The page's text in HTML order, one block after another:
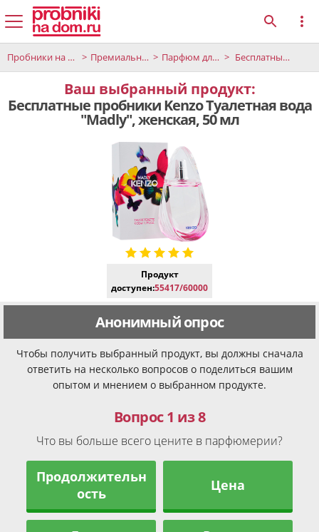
Пробники на дом Премиальные продукты Парфюм для женщин Бесплатные пробники Kenzo Туалетная вода "Madly", женская, 50 мл
Ваш выбранный продукт:
Бесплатные пробники Kenzo Туалетная вода
"Madly", женская, 50 мл
Продукт
доступен:55417/60000
Анонимный опрос
Чтобы получить выбранный продукт, вы должны сначала
ответить на несколько вопросов о поделиться вашим
опытом и мнением о выбранном продукте.
Вопрос 1 из 8
Что вы больше всего цените в парфюмерии?
Продолжительн
ость
Цена